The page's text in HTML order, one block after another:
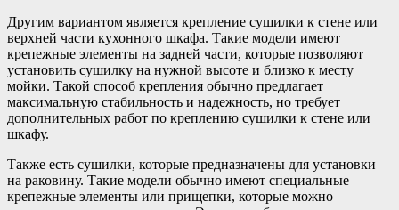
Другим вариантом является крепление сушилки к стене или
верхней части кухонного шкафа. Такие модели имеют
крепежные элементы на задней части, которые позволяют
установить сушилку на нужной высоте и близко к месту
мойки. Такой способ крепления обычно предлагает
максимальную стабильность и надежность, но требует
дополнительных работ по креплению сушилки к стене или
шкафу.
Также есть сушилки, которые предназначены для установки
на раковину. Такие модели обычно имеют специальные
крепежные элементы или прищепки, которые можно